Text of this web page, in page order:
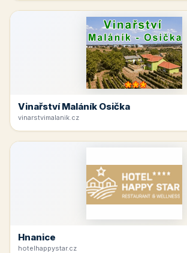
Vinařství Maláník Osička
vinarstvimalanik.cz
Hnanice
hotelhappystar.cz